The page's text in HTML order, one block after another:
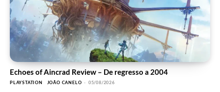
Echoes of Aincrad Review – De regresso a 2004
PLAYSTATION JOÃO CANELO - 05/08/2026